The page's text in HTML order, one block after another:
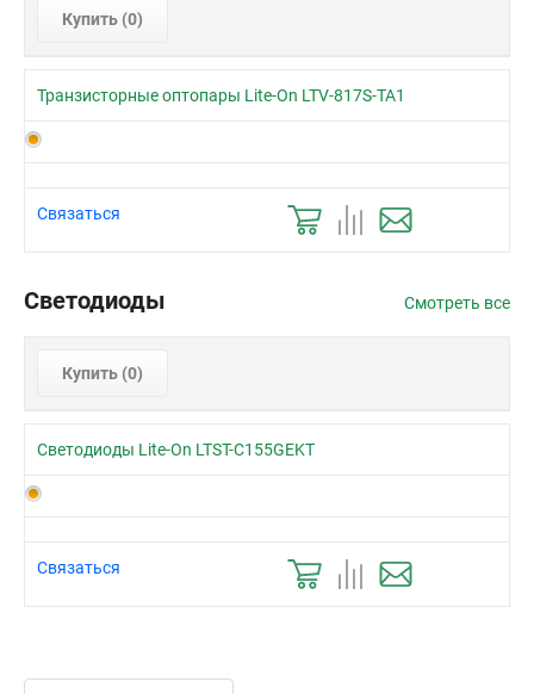
Купить (0)
Транзисторные оптопары Lite-On LTV-817S-TA1
Связаться
Светодиоды Смотреть все
Купить (0)
Светодиоды Lite-On LTST-C155GEKT
Связаться